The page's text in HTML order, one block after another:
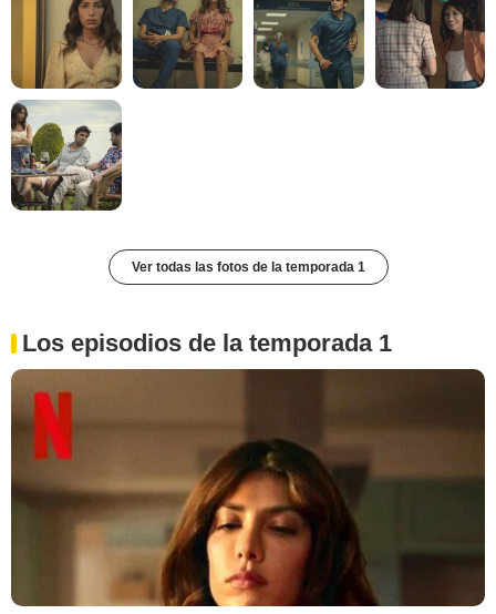
Ver todas las fotos de la temporada 1
Los episodios de la temporada 1